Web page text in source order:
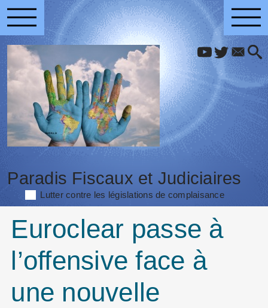
Paradis Fiscaux et Judiciaires
Lutter contre les législations de complaisance
Euroclear passe à
l’offensive face à
une nouvelle